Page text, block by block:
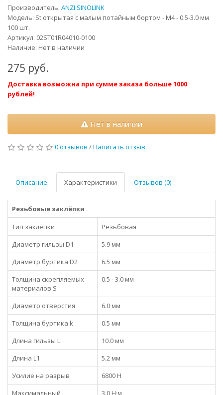
Производитель: ANZI SINOLINK
Модель: St открытая с малым потайным бортом - М4 - 0.5-3.0 мм
100 шт.
Артикул: 02ST01R04010-0100
Наличие: Нет в наличии
275 руб.
Доставка возможна при сумме заказа больше 1000
рублей!
Нет в наличии
0 отзывов /Написать отзыв
Описание Характеристики Отзывов (0)
Резьбовые заклёпки
Тип заклёпки
Резьбовая
Диаметр гильзы D1
5.9 мм
Диаметр буртика D2
6.5 мм
Толщина скрепляемых
материалов S
0.5 - 3.0 мм
Диаметр отверстия
6.0 мм
Толщина буртика k
0.5 мм
Длина гильзы L
10.0 мм
Длина L1
5.2 мм
Усилие на разрыв
6800 Н
Максимальный
3.0 Н·м